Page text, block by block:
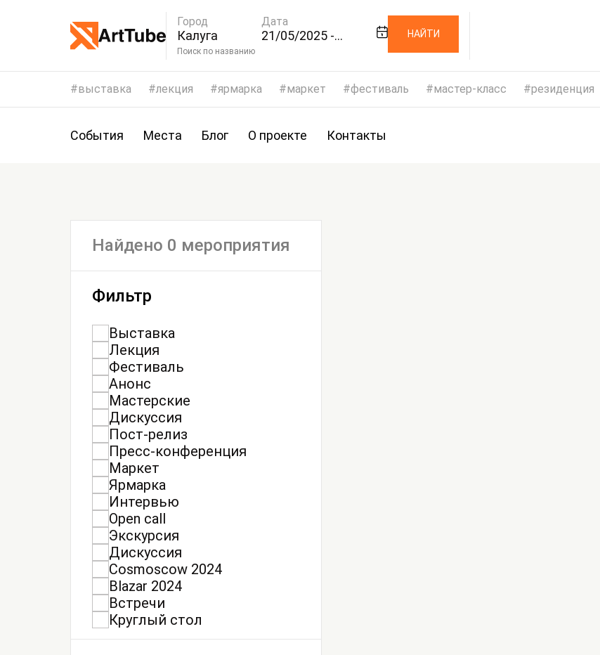
Город
Калуга
Дата
21/05/2025 -
Поиск по названию
НАЙТИ
выставка лекция ярмарка маркет фестиваль мастер-класс резиденция
События Места Блог О проекте Контакты
Найдено 0 мероприятия
Фильтр
Выставка
Лекция
Фестиваль
Анонс
Мастерские
Дискуссия
Пост-релиз
Пресс-конференция
Маркет
Ярмарка
Интервью
Open call
Экскурсия
Дискуссия
Cosmoscow 2024
Blazar 2024
Встречи
Круглый стол